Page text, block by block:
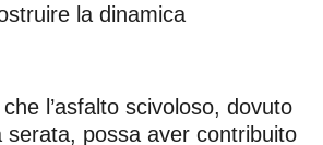
la dinamica
l’asfalto scivoloso, dovuto
serata, possa aver contribuito